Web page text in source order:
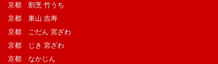
京都 割烹 竹うち
京都 東山 吉寿
京都 ごだん 宮ざわ
京都 じき 宮ざわ
京都 なかじん